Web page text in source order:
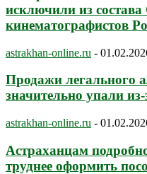
исключили из
кинематографистов
astrakhan-online.ru -
Продажи легального
значительно упали
astrakhan-online.ru -
Астраханцам
труднее оформить